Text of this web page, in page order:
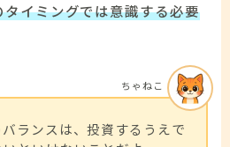
イミングでは意識する必要
ランスは、投資するうえで
ちゃねこ